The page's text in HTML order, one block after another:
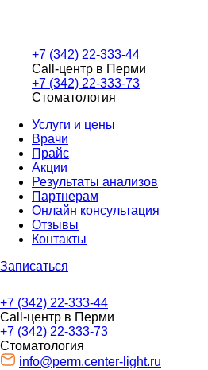
+7 (342) 22-333-44
Call-центр в Перми
+7 (342) 22-333-73
Стоматология
Услуги и цены
Врачи
Прайс
Акции
Результаты анализов
Партнерам
Онлайн консультация
Отзывы
Контакты
Записаться
+7 (342) 22-333-44
Call-центр в Перми
+7 (342) 22-333-73
Стоматология
info@perm.center-light.ru